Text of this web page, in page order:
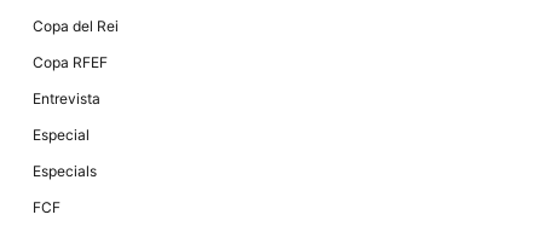
Copa del Rei
Copa RFEF
Entrevista
Especial
Especials
FCF